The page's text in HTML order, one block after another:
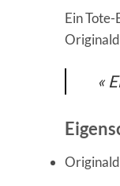
Ein
«